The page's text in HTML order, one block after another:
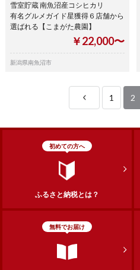
雪室貯蔵 南魚沼産コシヒカリ
有名グルメガイド星獲得６店舗から
選ばれる【こまがた農園】
￥22,000〜
新潟県南魚沼市
1 2
初めての方へ
ふるさと納税とは？
無料でお届け